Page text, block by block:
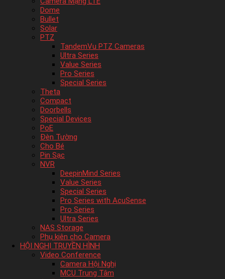
Dome
Bullet
Solar
PTZ
TandemVu PTZ Cameras
Ultra Series
Value Series
Pro Series
Special Series
Theta
Compact
Doorbells
Special Devices
PoE
Đèn Tường
Cho Bé
Pin Sạc
NVR
DeepinMind Series
Value Series
Special Series
Pro Series with AcuSense
Pro Series
Ultra Series
NAS Storage
Phụ kiên cho Camera
HỘI NGHỊ TRUYỀN HÌNH
Video Conference
Camera Hội Nghị
MCU Trung Tâm